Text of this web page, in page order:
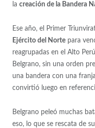
la creación de la Bandera
Ese año, el Primer
Ejército del Nortepara
reagrupadas en el Alto
Belgrano, sin una orden
una bandera con una
convirtió luego en
Belgrano peleó muchas
eso, lo que se rescata de